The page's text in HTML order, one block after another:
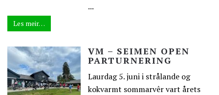
...
Les meir…
VM – SEIMEN OPEN
PARTURNERING
Laurdag 5. juni i strålande og
kokvarmt sommarvêr vart årets